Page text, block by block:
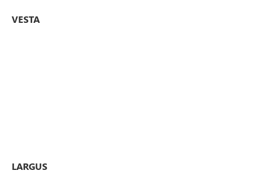
VESTA
LARGUS